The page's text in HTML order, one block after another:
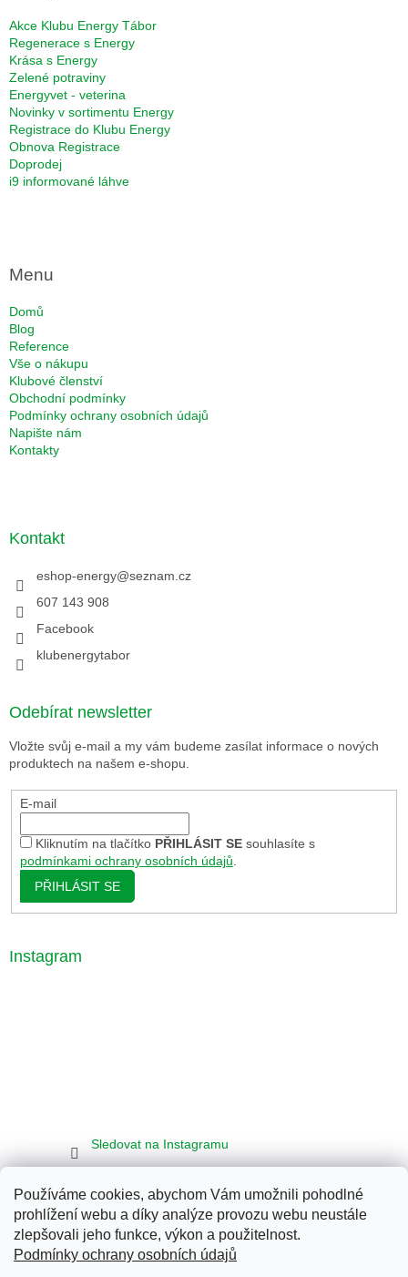
Používáme cookies, abychom Vám umožnili pohodlné
prohlížení webu a díky analýze provozu webu neustále
zlepšovali jeho funkce, výkon a použitelnost.
Podmínky ochrany osobních údajů
Akce Klubu Energy Tábor
Regenerace s Energy
Krása s Energy
Zelené potraviny
Energyvet - veterina
Novinky v sortimentu Energy
Registrace do Klubu Energy
Obnova Registrace
Doprodej
i9 informované láhve
Menu
Domů
Blog
Reference
Vše o nákupu
Klubové členství
Obchodní podmínky
Podmínky ochrany osobních údajů
Napište nám
Kontakty
Kontakt
eshop-energy@seznam.cz
607 143 908
Facebook
klubenergytabor
Odebírat newsletter
Vložte svůj e-mail a my vám budeme zasílat informace o nových
produktech na našem e-shopu.
E-mail
Kliknutím na tlačítko PŘIHLÁSIT SEsouhlasíte s
podmínkami ochrany osobních údajů
PŘIHLÁSIT SE
Instagram
Sledovat na Instagramu
Seznam Google Bing